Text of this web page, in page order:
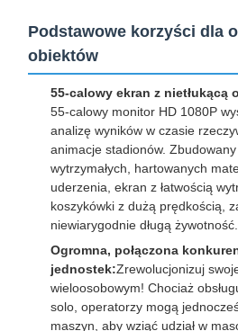
Podstawowe korzyści dla
obiektów
55-calowy ekran z nietłukącą
55-calowy monitor HD 1080P
analizę wyników w czasie
animacje stadionów. Zbudowany
wytrzymałych, hartowanych
uderzenia, ekran z łatwością
koszykówki z dużą prędkością,
niewiarygodnie długą żywotność.
Ogromna, połączona
jednostek:Zrewolucjonizuj
wieloosobowym! Chociaż
solo, operatorzy mogą
maszyn, aby wziąć udział w